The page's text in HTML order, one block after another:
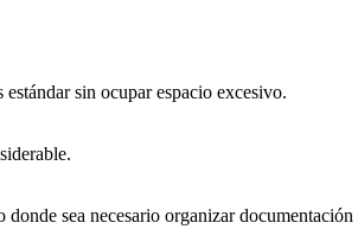
sin ocupar espacio excesivo.
sea necesario organizar documentación